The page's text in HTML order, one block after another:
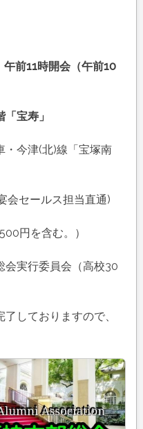
前11時開会（午前10
宝寿」
・今津(北)線「宝塚南
会セールス担当直通)
円を含む。）
会実行委員会（高校30
しておりますので、